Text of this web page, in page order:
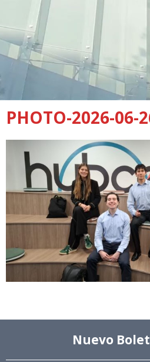
PHOTO-2026-06-
Nuevo